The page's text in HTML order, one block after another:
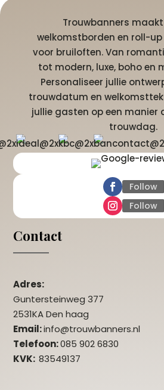
Trouwbanners
welkomstborden en roll-
voor bruiloften. Van
tot modern, luxe, boho en
Personaliseer jullie
trouwdatum en
jullie gasten op een manier
trouwdag.
Follow
Follow
Contact
Adres:
Guntersteinweg 377
2531KA Den haag
Email:info@trouwbanners.nl
Telefoon:085 902 6830
KVK:83549137